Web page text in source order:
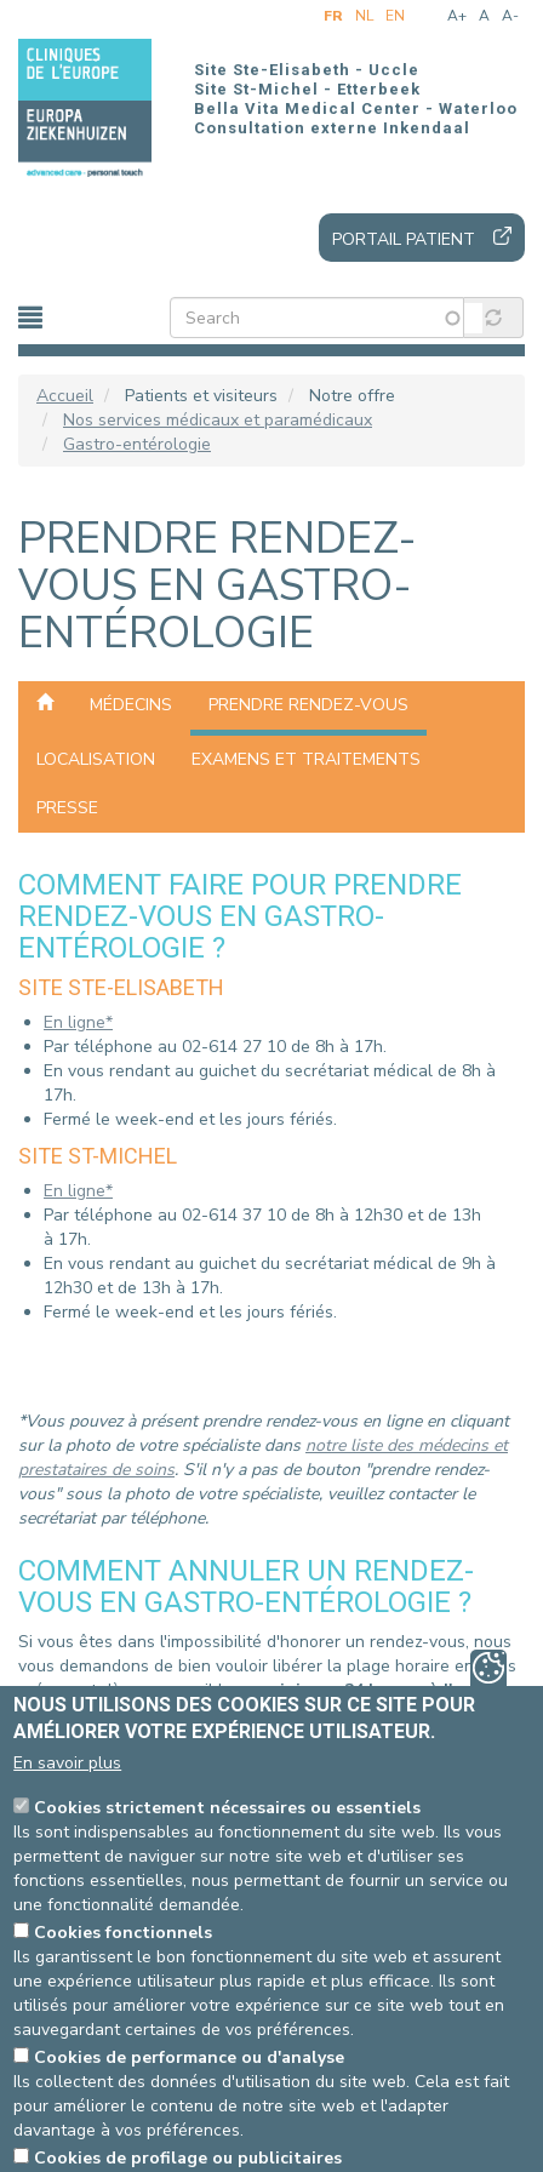
au
contenu
A+ A A-
FR NL EN
Site Ste-Elisabeth - Uccle
Site St-Michel - Etterbeek
Bella Vita Medical Center - Waterloo
Consultation externe Inkendaal
PORTAIL PATIENT
Accueil Patients et visiteurs
Notre offre
Nos services médicaux et paramédicaux
Gastro-entérologie
PRENDRE RENDEZ-
VOUS EN GASTRO-
ENTÉROLOGIE
MÉDECINS PRENDRE RENDEZ-VOUS
LOCALISATION EXAMENS ET TRAITEMENTS
PRESSE
COMMENT FAIRE POUR PRENDRE
RENDEZ-VOUS EN GASTRO-
ENTÉROLOGIE ?
SITE STE-ELISABETH
En ligne*
Par téléphone au 02-614 27 10 de 8h à 17h.
En vous rendant au guichet du secrétariat médical de 8h à
17h.
Fermé le week-end et les jours fériés.
SITE ST-MICHEL
En ligne*
Par téléphone au 02-614 37 10 de 8h à 12h30 et de 13h
à 17h.
En vous rendant au guichet du secrétariat médical de 9h à
12h30 et de 13h à 17h.
Fermé le week-end et les jours fériés.
*Vous pouvez à présent prendre rendez-vous en ligne en cliquant
sur la photo de votre spécialiste dans notre liste des médecins et
prestataires de soins. ​S'il n'y a pas de bouton "prendre rendez-
vous" sous la photo de votre spécialiste, veuillez contacter le
secrétariat par téléphone.
COMMENT ANNULER UN RENDEZ-
VOUS EN GASTRO-ENTÉROLOGIE ?
Si vous êtes dans l'impossibilité d'honorer un rendez-vous, nous
vous demandons de bien vouloir libérer la plage horaire en nous
prévenant dès que possible,au minimum 24 heures à l'avance.
En l'absence d'annulation de votre part, un montant de 25
euros vous sera facturécar la plage horaire ne pourra être
proposée à un autre patient et sera donc perdue pour tous.
Vous pouvez annuler votre rendez-vous :
SITE STE-ELISABETH
Via le mail reçu lors de votre prise de rendez-vous en ligne
Ou en remplissant
notre formulaire
SITE ST-MICHEL
Via le mail reçu lors de votre prise de rendez-vous en ligne
Ou en remplissant notre formulaire
Ou par téléphone, au 02-614 37 10
Source
Département administratif
Dernière modification
23/08/2024
AGRANDIR / RÉDUIRE
NOUS UTILISONS DES COOKIES SUR CE SITE POUR
AMÉLIORER VOTRE EXPÉRIENCE UTILISATEUR.
En savoir plus
Cookies strictement nécessaires ou essentiels
Ils sont indispensables au fonctionnement du site web. Ils vous
permettent de naviguer sur notre site web et d'utiliser ses
fonctions essentielles, nous permettant de fournir un service ou
une fonctionnalité demandée.
Cookies fonctionnels
Ils garantissent le bon fonctionnement du site web et assurent
une expérience utilisateur plus rapide et plus efficace. Ils sont
utilisés pour améliorer votre expérience sur ce site web tout en
sauvegardant certaines de vos préférences.
Cookies de performance ou d'analyse
Ils collectent des données d'utilisation du site web. Cela est fait
pour améliorer le contenu de notre site web et l'adapter
davantage à vos préférences.
Cookies de profilage ou publicitaires